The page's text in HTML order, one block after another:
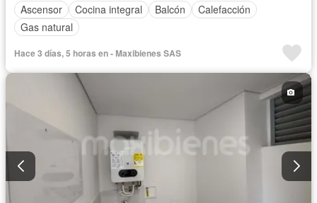
Ascensor
Cocina integral Balcón
Calefacción
Gas natural
Hace 3 días, 5 horas en - Maxibienes SAS